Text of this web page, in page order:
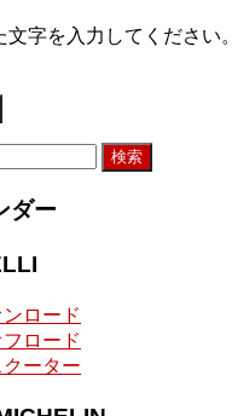
字を入力してください。
ダー
ロード
ロード
クーター